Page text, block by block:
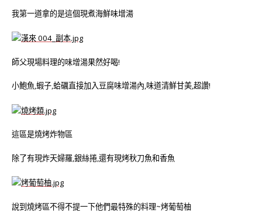
我第一道拿的是這個現煮海鮮味增湯
師父現場料理的味增湯果然好喝!
小鮑魚,蝦子,蛤礪直接加入豆腐味增湯內,味道清鮮甘美,超讚!
這區是燒烤炸物區
除了有現炸天婦羅,銀絲捲,還有現烤秋刀魚和香魚
說到燒烤區不得不提一下他們最特殊的料理~烤葡萄柚